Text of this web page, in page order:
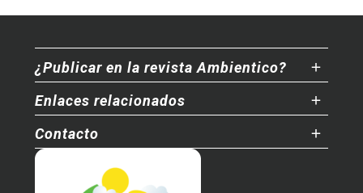
¿Publicar en la revista Ambientico?
Enlaces relacionados
Contacto